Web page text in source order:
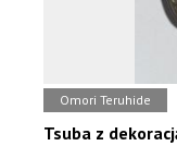
Omori Teruhide
Tsuba z